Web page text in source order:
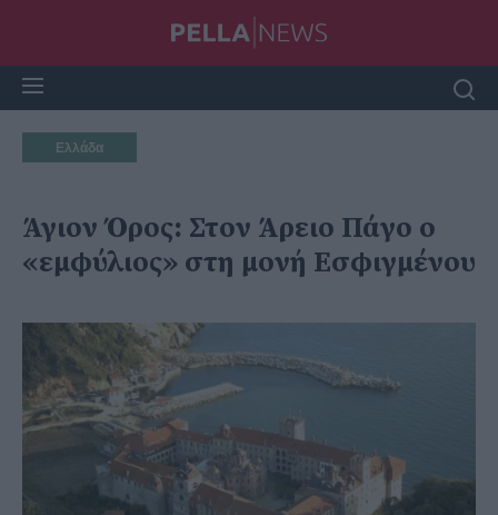
Ελλάδα
Άγιον Όρος: Στον Άρειο Πάγο ο
«εμφύλιος» στη μονή Εσφιγμένου